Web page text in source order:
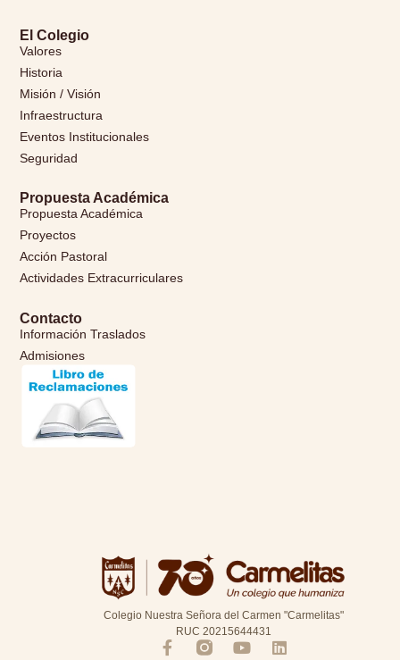
Colegio Nuestra Señora del Carmen "Carmelitas"
RUC 20215644431
El Colegio
Valores
Historia
Misión / Visión
Infraestructura
Eventos Institucionales
Seguridad
Propuesta Académica
Propuesta Académica
Proyectos
Acción Pastoral
Actividades Extracurriculares
Contacto
Información Traslados
Admisiones